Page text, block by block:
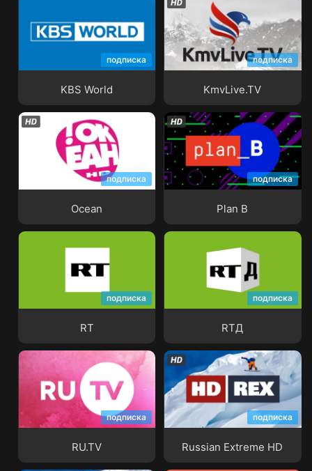
подписка
KBS World
подписка
KmvLive.TV
KmvLive.TV
подписка
Ocean
подписка
Plan B
Plan B
подписка
RT
подписка
RTД
подписка
RU.TV
RU.TV
подписка
Russian Extreme HD
Russian Extreme HD